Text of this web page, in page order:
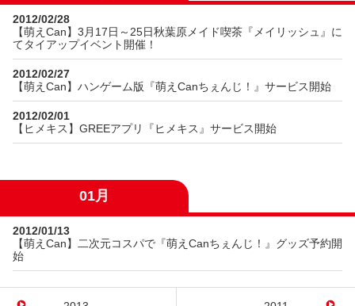
2012/02/28
【萌えCan】3月17日～25日秋葉原メイド喫茶『メイリッシュ』に
てタイアップイベント開催！
2012/02/27
【萌えCan】ハンゲーム版『萌えCanちぇんじ！』サービス開始
2012/02/01
【ヒメキス】GREEアプリ『ヒメキス』サービス開始
01月
2012/01/13
【萌えCan】二次元コスパで『萌えCanちぇんじ！』グッズ予約開
始